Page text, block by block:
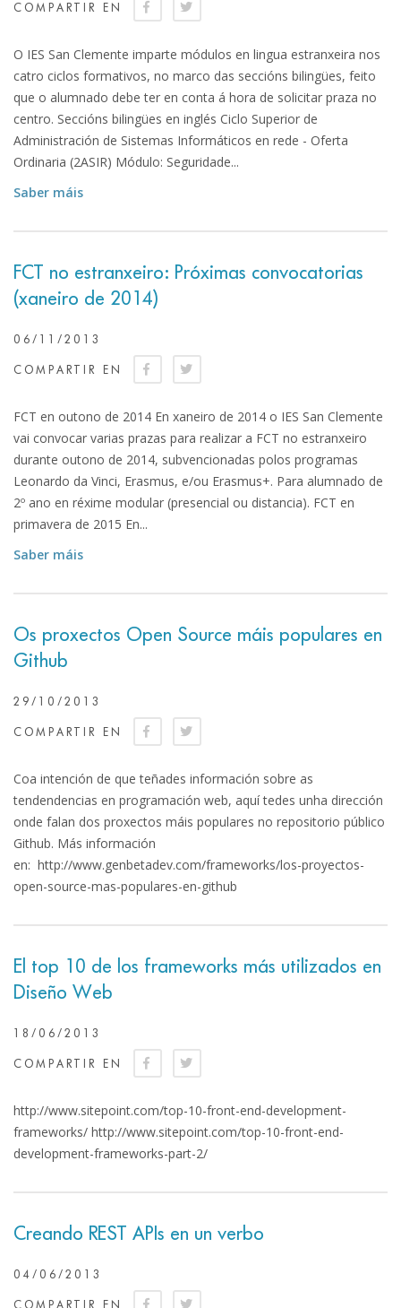
COMPARTIR EN
O IES San Clemente imparte módulos en lingua estranxeira nos
catro ciclos formativos, no marco das seccións bilingües, feito
que o alumnado debe ter en conta á hora de solicitar praza no
centro. Seccións bilingües en inglés Ciclo Superior de
Administración de Sistemas Informáticos en rede - Oferta
Ordinaria (2ASIR) Módulo: Seguridade...
Saber máis
FCT no estranxeiro: Próximas convocatorias
(xaneiro de 2014)
06/11/2013
COMPARTIR EN
FCT en outono de 2014 En xaneiro de 2014 o IES San Clemente
vai convocar varias prazas para realizar a FCT no estranxeiro
durante outono de 2014, subvencionadas polos programas
Leonardo da Vinci, Erasmus, e/ou Erasmus+. Para alumnado de
2º ano en réxime modular (presencial ou distancia). FCT en
primavera de 2015 En...
Saber máis
Os proxectos Open Source máis populares en
Github
29/10/2013
COMPARTIR EN
Coa intención de que teñades información sobre as
tendendencias en programación web, aquí tedes unha dirección
onde falan dos proxectos máis populares no repositorio público
Github. Más información
en: http://www.genbetadev.com/frameworks/los-proyectos-
open-source-mas-populares-en-github
El top 10 de los frameworks más utilizados en
Diseño Web
18/06/2013
COMPARTIR EN
http://www.sitepoint.com/top-10-front-end-development-
frameworks/ http://www.sitepoint.com/top-10-front-end-
development-frameworks-part-2/
Creando REST APIs en un verbo
04/06/2013
COMPARTIR EN